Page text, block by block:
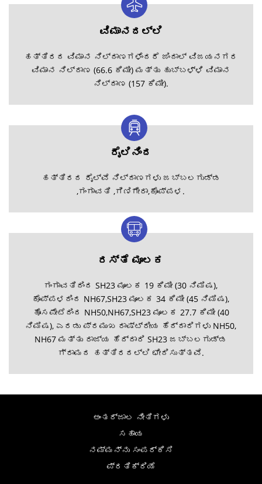
ವಿಮಾನದಲ್ಲಿ
ಹತ್ತಿರದ ವಿಮಾನ ನಿಲ್ದಾಣಗಳೆಂದರೆ ಜಿಂದಾಲ್ ವಿಜಯನಗರ
ವಿಮಾನ ನಿಲ್ದಾಣ (66.6 ಕಿಮೀ) ಮತ್ತು ಹುಬ್ಬಳ್ಳಿ ವಿಮಾನ
ನಿಲ್ದಾಣ (157 ಕಿಮೀ).
ರೈಲಿನಿಂದ
ಹತ್ತಿರದ ರೈಲ್ವೆ ನಿಲ್ದಾಣಗಳು ಜಬ್ಬಲಗುಡ್ಡ
,ಗಂಗಾವತಿ ,ಗಿಣಿಗೇರಾ,ಕೊಪ್ಪಳ.
ರಸ್ತೆ ಮೂಲಕ
ಗಂಗಾವತಿದಿಂದ SH23 ಮೂಲಕ 19 ಕಿಮೀ (30 ನಿಮಿಷ),
ಕೊಪ್ಪಳದಿಂದ NH67,SH23 ಮೂಲಕ 34 ಕಿಮೀ (45 ನಿಮಿಷ),
ಹೊಸಪೇಟೆದಿಂದ NH50,NH67,SH23 ಮೂಲಕ 27.7 ಕಿಮೀ (40
ನಿಮಿಷ), ಎರಡು ಪ್ರಮುಖ ರಾಷ್ಟ್ರೀಯ ಹೆದ್ದಾರಿಗಳು NH50,
NH67 ಮತ್ತು ರಾಜ್ಯ ಹೆದ್ದಾರಿ SH23 ಜಬ್ಬಲಗುಡ್ಡ
ಗ್ರಾಮದ ಹತ್ತಿರದಲ್ಲಿ ಛೇದಿಸುತ್ತವೆ.
ಅಂತರ್ಜಾಲ ನೀತಿಗಳು
ಸಹಾಯ
ನಮ್ಮನ್ನು ಸಂಪರ್ಕಿಸಿ
ಪ್ರತಿಕ್ರಿಯೆ